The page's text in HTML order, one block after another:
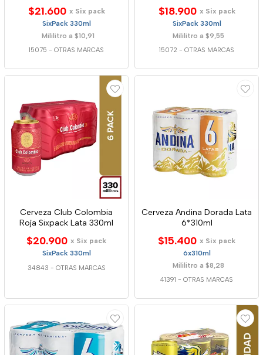
$21.600 x Six pack
SixPack 330ml
Mililitro a $10,91
15075 - OTRAS MARCAS
$18.900 x Six pack
SixPack 330ml
Mililitro a $9,55
15072 - OTRAS MARCAS
Cerveza Club Colombia
Roja Sixpack Lata 330ml
$20.900 x Six pack
SixPack 330ml
34843 - OTRAS MARCAS
Cerveza Andina Dorada Lata
6*310ml
$15.400 x Six pack
6x310ml
Mililitro a $8,28
41391 - OTRAS MARCAS